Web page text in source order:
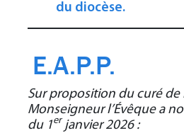
du diocèse.
E.A.P.P.
Sur proposition du curé de
Monseigneur l’Évêque a
du 1er janvier 2026 :